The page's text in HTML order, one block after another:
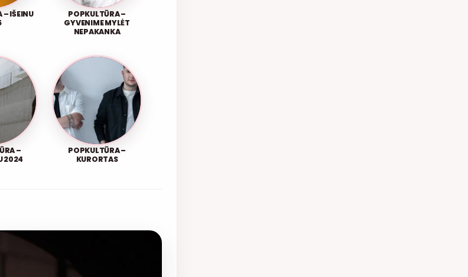
– IŠEINU
POPKULTŪRA –
GYVENIME MYLĖT
NEPAKANKA
–
2024
POPKULTŪRA –
KURORTAS